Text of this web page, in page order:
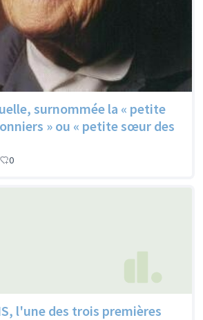
surnommée la « petite
» ou « petite sœur des
0
l'une des trois premières